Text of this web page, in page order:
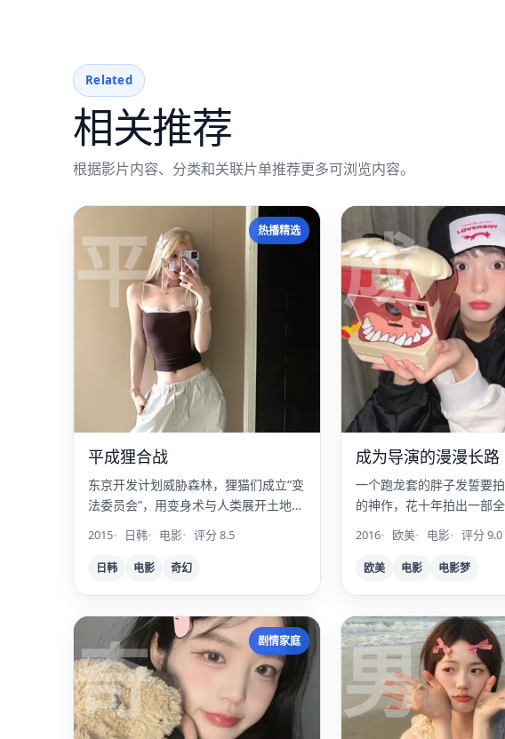
Related
相关推荐
根据影片内容、分类和关联片单推荐更多可浏览内容。
平 热播精选
平成狸合战
东京开发计划威胁森林，狸猫们成立“变
法委员会”，用变身术与人类展开土地争
2015 日韩 电影 评分 8.5
日韩 电影 奇幻
成
成为导演的漫漫长路
一个跑龙套的胖子发誓要
的神作，花十年拍出一部
钟的无声黑白片。
2016 欧美 电影 评分 9.0
欧美 电影 电影梦
奇 剧情家庭 男